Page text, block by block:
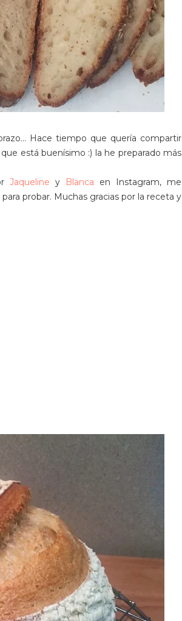
Hace tiempo que quería compartir
está buenísimo :) la he preparado más
Jaqueline y Blanca en Instagram, me
probar. Muchas gracias por la receta y